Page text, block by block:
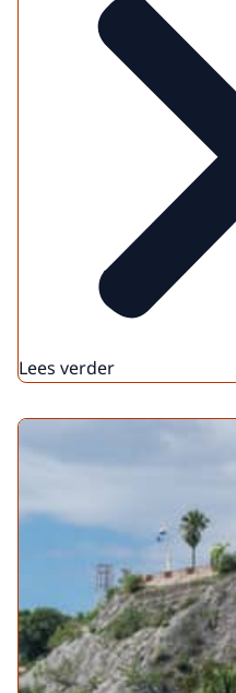
Lees verder